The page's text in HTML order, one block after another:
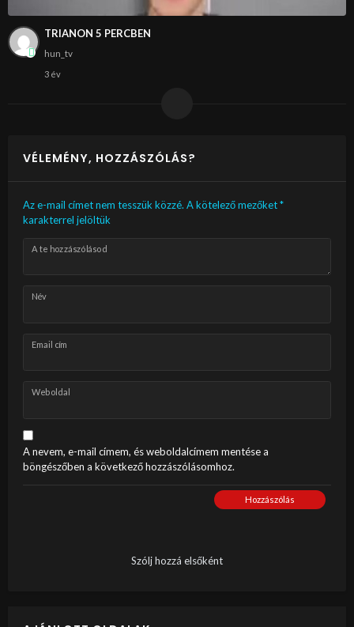
TRIANON 5 PERCBEN
hun_tv
3 év
VÉLEMÉNY, HOZZÁSZÓLÁS?
Az e-mail címet nem tesszük közzé. A kötelező mezőket*
karakterrel jelöltük
A te hozzászólásod
Név
Email cím
Weboldal
A nevem, e-mail címem, és weboldalcímem mentése a
böngészőben a következő hozzászólásomhoz.
Hozzászólás
Szólj hozzá elsőként